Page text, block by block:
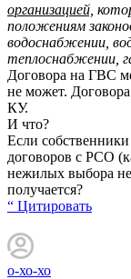
организацией,
положениям
водоснабжении,
теплоснабжении,
Договора на ГВС
не может.
КУ.
И что?
Если
договоров с РСО
нежилых выбора
получается?
“ Цитировать
о-хо-хо